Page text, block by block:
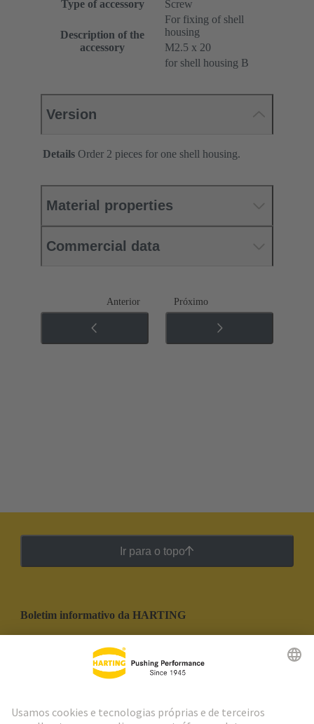
Type of accessory Screw
Description of the
accessory
For fixing of shell
housing
M2.5 x 20
for shell housing B
Version
Details Order 2 pieces for one shell housing.
Material properties
Commercial data
Anterior Próximo
Ir para o topo
Boletim informativo da HARTING